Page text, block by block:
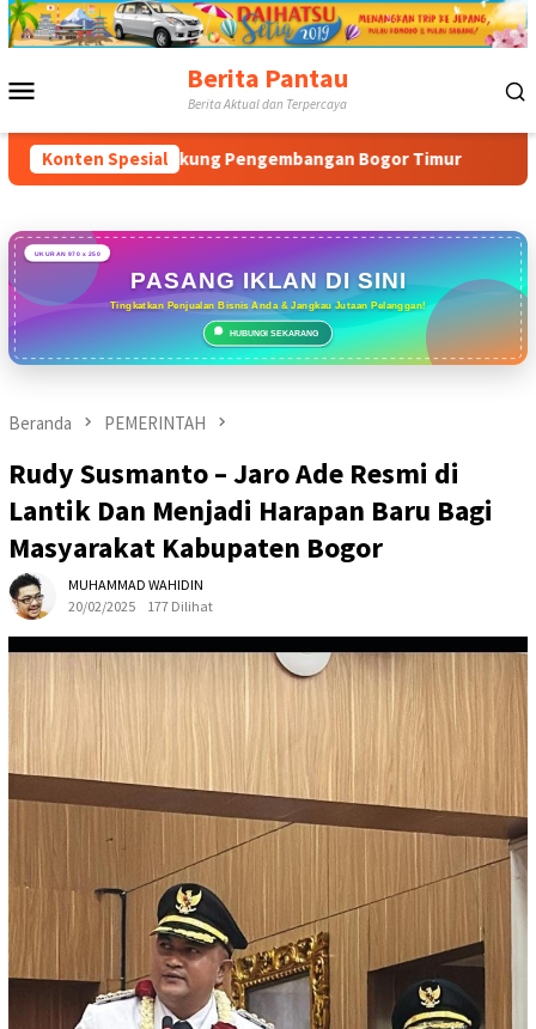
Loncat
ke
Berita Pantau
Berita Aktual dan Terpercaya
Konten Spesial
Dukung Pengembangan Bogor Timur Tabrak Aturan &
UKURAN 970 x 250
PASANG IKLAN DI SINI
Tingkatkan Penjualan Bisnis Anda & Jangkau Jutaan Pelanggan!
HUBUNGI SEKARANG
Beranda PEMERINTAH
Rudy Susmanto – Jaro Ade Resmi di
Lantik Dan Menjadi Harapan Baru Bagi
Masyarakat Kabupaten Bogor
MUHAMMAD WAHIDIN
20/02/2025
177 Dilihat